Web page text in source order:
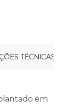
TÉCNICAS
em